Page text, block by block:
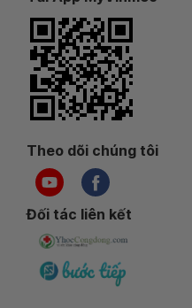
Theo dõi chúng tôi
Đối tác liên kết